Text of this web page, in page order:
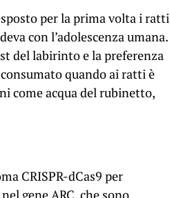
per la prima volta i ratti
con l’adolescenza umana.
del labirinto e la preferenza
quando ai ratti è
come acqua del rubinetto,
CRISPR-dCas9 per